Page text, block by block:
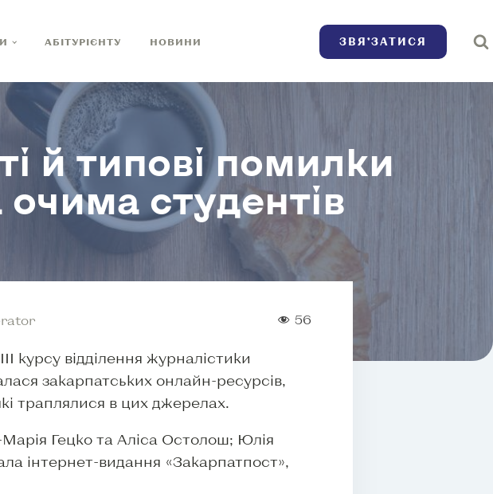
АБІТУРІЄНТУ НОВИНИ ЗВЯ’ЗАТИСЯ
й типові помилки
студентів
56
курсу відділення журналістики
закарпатських онлайн-ресурсів,
траплялися в цих джерелах.
Гецко та Аліса Остолош; Юлія
інтернет-видання «Закарпатпост»,